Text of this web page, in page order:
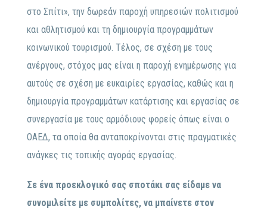
στο Σπίτι», την δωρεάν παροχή υπηρεσιών πολιτισµού
και αθλητισµού και τη δημιουργία προγραμμάτων
κοινωνικού τουρισμού. Τέλος, σε σχέση με τους
ανέργους, στόχος μας είναι η παροχή ενημέρωσης για
αυτούς σε σχέση με ευκαιρίες εργασίας, καθώς και η
δημιουργία προγραμμάτων κατάρτισης και εργασίας σε
συνεργασία με τους αρμόδιους φορείς όπως είναι ο
ΟΑΕΔ, τα οποία θα ανταποκρίνονται στις πραγματικές
ανάγκες τις τοπικής αγοράς εργασίας.
Σε ένα προεκλογικό σας σποτάκι σας είδαμε να
συνομιλείτε με συμπολίτες, να μπαίνετε στον